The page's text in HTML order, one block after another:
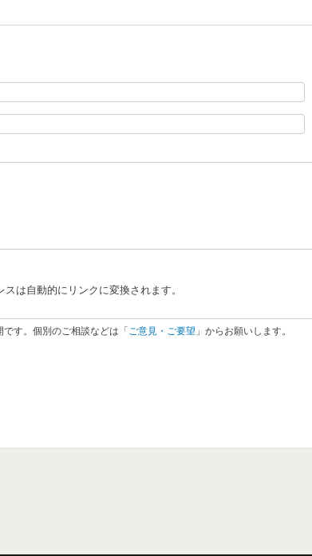
は自動的にリンクに変換されます。
す。個別のご相談などは「 ご意見・ご要望 」からお願いします。